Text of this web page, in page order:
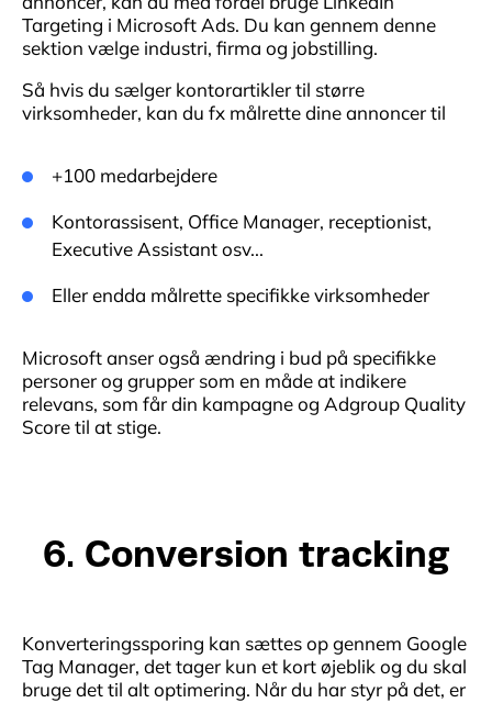
Targeting i Microsoft Ads. Du kan gennem denne
sektion vælge industri, firma og jobstilling.
Så hvis du sælger kontorartikler til større
virksomheder, kan du fx målrette dine annoncer til
+100 medarbejdere
Kontorassisent, Office Manager, receptionist,
Executive Assistant osv...
Eller endda målrette specifikke virksomheder
Microsoft anser også ændring i bud på specifikke
personer og grupper som en måde at indikere
relevans, som får din kampagne og Adgroup Quality
Score til at stige.
6. Conversion tracking
Konverteringssporing kan sættes op gennem Google
Tag Manager, det tager kun et kort øjeblik og du skal
bruge det til alt optimering. Når du har styr på det, er